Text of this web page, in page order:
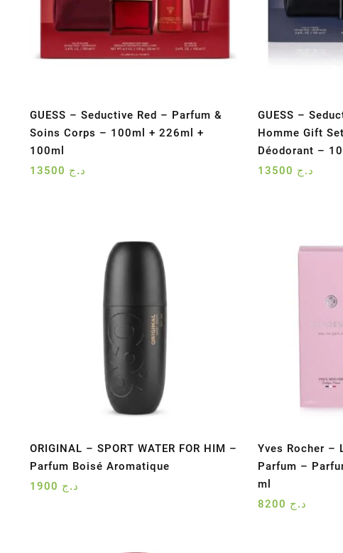
GUESS – Seductive Red – Parfum &
Soins Corps – 100ml + 226ml +
100ml
د.ج
GUESS –
Homme Gift
Déodorant –
د.ج
ORIGINAL – SPORT WATER FOR HIM –
Parfum Boisé Aromatique
د.ج
Yves Rocher –
Parfum –
ml
د.ج